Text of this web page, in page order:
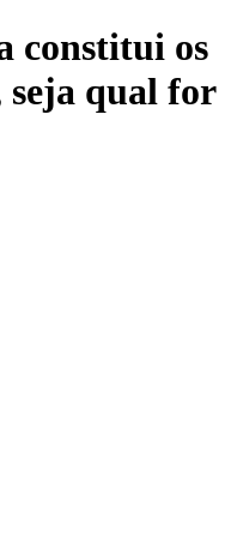
constitui os
seja qual for